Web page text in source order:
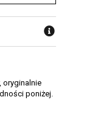
oryginalnie
poniżej.